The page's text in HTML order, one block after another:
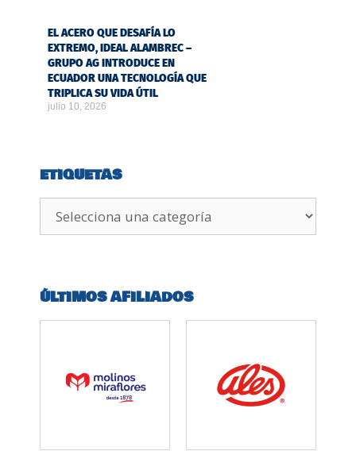
EL ACERO QUE DESAFÍA LO
EXTREMO, IDEAL ALAMBREC –
GRUPO AG INTRODUCE EN
ECUADOR UNA TECNOLOGÍA QUE
TRIPLICA SU VIDA ÚTIL
julio 10, 2026
ETIQUETAS
ÚLTIMOS AFILIADOS